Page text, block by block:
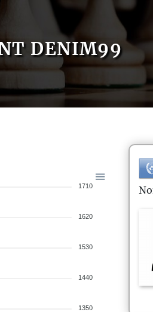
DENIM99
1710
1620
1530
1440
1350